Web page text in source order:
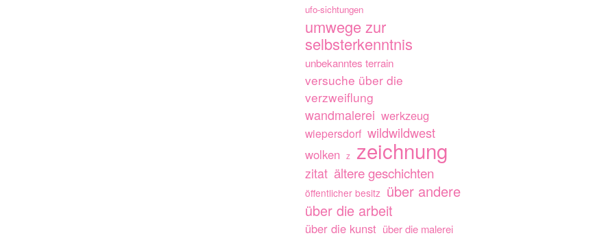
ufo-sichtungen
umwege zur
selbsterkenntnis
unbekanntes terrain
versuche über die
verzweiflung
wandmalerei werkzeug
wiepersdorf wildwildwest
wolken z zeichnung
zitat ältere geschichten
öffentlicher besitz über andere
über die arbeit
über die kunst über die malerei